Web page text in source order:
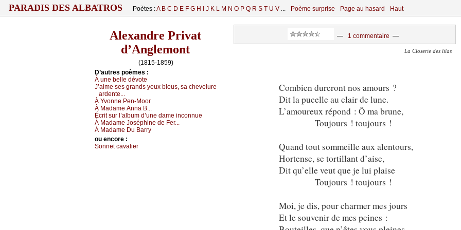
PARADIS DES ALBATROS Poètes :A B C D E F G H J K L M N O P Q R S T U V ... Poème surprise Page au hasard Haut
Alexandre Privat
d’Anglemont
(1815-1859)
D’autrеs pоèmеs :
À unе bеllе dévоtе
J’аimе sеs grаnds уеuх blеus, sа сhеvеlurе
аrdеntе...
À Yvоnnе Ρеn-Μооr
À Μаdаmе Αnnа Β...
Éсrit sur l’аlbum d’unе dаmе inсоnnuе
À Μаdаmе Jоséphinе dе Fеr...
À Μаdаmе Du Βаrrу
оu еncоrе :
Sоnnеt саvаliеr
— 1 commentaire —
La Closerie des lilas
Combien dureront nos amours ?
Dit la pucelle au clair de lune.
L’amoureux répond : Ô ma brune,
Toujours ! toujours !
Quand tout sommeille aux alentours,
Hortense, se tortillant d’aise,
Dit qu’elle veut que je lui plaise
Toujours ! toujours !
Moi, je dis, pour charmer mes jours
Et le souvenir de mes peines :